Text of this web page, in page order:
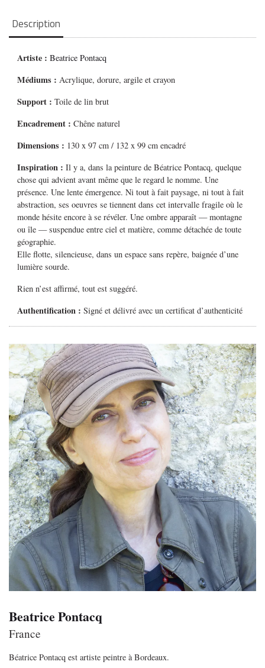
Description
Artiste :Beatrice Pontacq
Médiums :Acrylique, dorure, argile et crayon
Support : Toile de lin brut
Encadrement : Chêne naturel
Dimensions : 130 x 97 cm / 132 x 99 cm encadré
Inspiration :Il y a, dans la peinture de Béatrice Pontacq, quelque
chose qui advient avant même que le regard le nomme. Une
présence. Une lente émergence. Ni tout à fait paysage, ni tout à fait
abstraction, ses oeuvres se tiennent dans cet intervalle fragile où le
monde hésite encore à se révéler. Une ombre apparaît — montagne
ou île — suspendue entre ciel et matière, comme détachée de toute
géographie.
Elle flotte, silencieuse, dans un espace sans repère, baignée d’une
lumière sourde.
Rien n’est affirmé, tout est suggéré.
Authentification : Signé et délivré avec un certificat d’authenticité
Beatrice Pontacq
France
Béatrice Pontacq est artiste peintre à Bordeaux.